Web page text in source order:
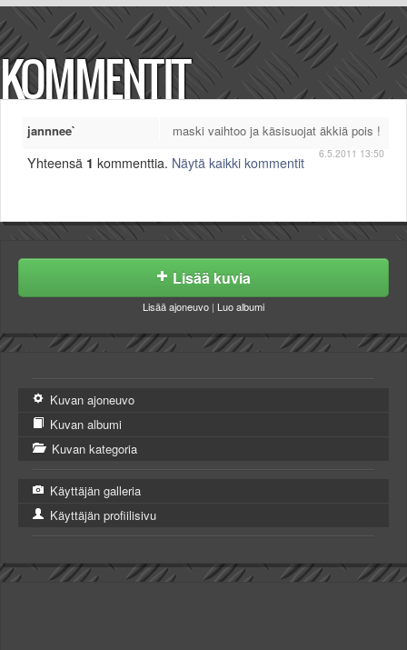
KOMMENTIT
jannnee` maski vaihtoo ja käsisuojat äkkiä pois !
6.5.2011 13:50
Yhteensä 1 kommenttia. Näytä kaikki kommentit
Lisää kuvia
Lisää ajoneuvo | Luo albumi
Kuvan ajoneuvo
Kuvan albumi
Kuvan kategoria
Käyttäjän galleria
Käyttäjän profiilisivu